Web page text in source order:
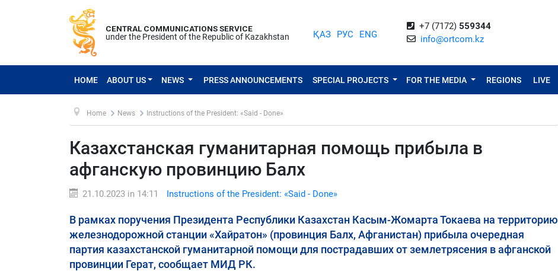
CENTRAL COMMUNICATIONS SERVICE
under the President of the Republic of Kazakhstan
ҚАЗ РУС ENG
+7 (7172) 559344
info@ortcom.kz
HOME ABOUT US NEWS PRESS ANNOUNCEMENTS SPECIAL PROJECTS FOR THE MEDIA REGIONS LIVE
Home News Instructions of the President: «Said - Done»
Казахстанская гуманитарная помощь прибыла в
афганскую провинцию Балх
21.10.2023 in 14:11 Instructions of the President: «Said - Done»
В рамках поручения Президента Республики Казахстан Касым-Жомарта Токаева на территорию
железнодорожной станции «Хайратон» (провинция Балх, Афганистан) прибыла очередная
партия казахстанской гуманитарной помощи для пострадавших от землетрясения в афганской
провинции Герат, сообщает МИД РК.